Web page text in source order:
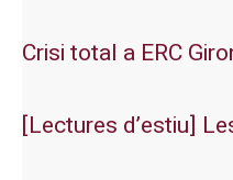
Crisi total a ERC
[Lectures d’estiu]